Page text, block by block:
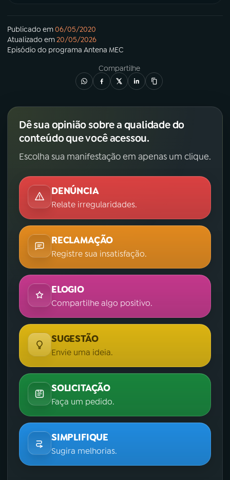
Publicado em06/05/2020
Atualizado em20/05/2026
Episódio do programa Antena MEC
Compartilhe
Dê sua opinião sobre a qualidade do
conteúdo que você acessou.
Escolha sua manifestação em apenas um clique.
DENÚNCIA
Relate irregularidades.
RECLAMAÇÃO
Registre sua insatisfação.
ELOGIO
Compartilhe algo positivo.
SUGESTÃO
Envie uma ideia.
SOLICITAÇÃO
Faça um pedido.
SIMPLIFIQUE
Sugira melhorias.